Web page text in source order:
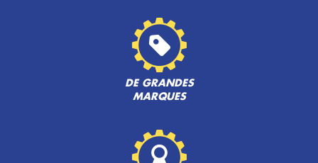
DE GRANDES
MARQUES